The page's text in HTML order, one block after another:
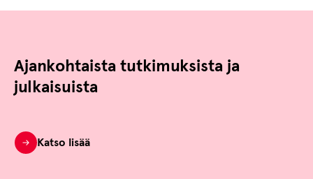
Ajankohtaista tutkimuksista ja
julkaisuista
Katso lisää